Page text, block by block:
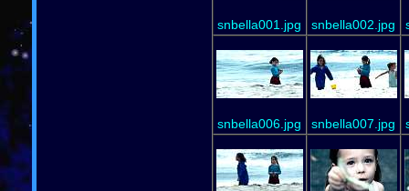
snbella001.jpg snbella002.jpg
snbella006.jpg snbella007.jpg